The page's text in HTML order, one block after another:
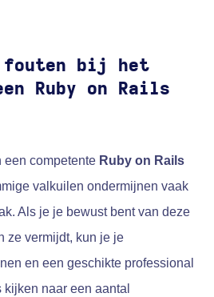
fouten bij het
Ruby on Rails
een competente Ruby on Rails
valkuilen ondermijnen vaak
Als je je bewust bent van deze
ze vermijdt, kun je je
en een geschikte professional
naar een aantal